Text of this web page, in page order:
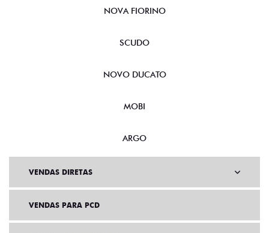
NOVA FIORINO
SCUDO
NOVO DUCATO
MOBI
ARGO
VENDAS DIRETAS
VENDAS PARA PCD